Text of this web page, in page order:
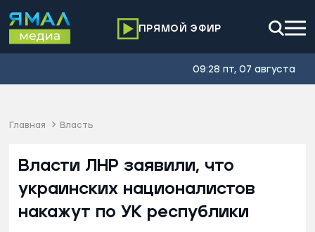
ПРЯМОЙ ЭФИР
09:28 пт, 07 августа
Главная Власть
Власти ЛНР заявили, что
украинских националистов
накажут по УК республики